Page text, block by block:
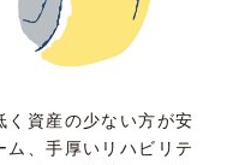
く資産の少ない方が安
、手厚いリハビリテ